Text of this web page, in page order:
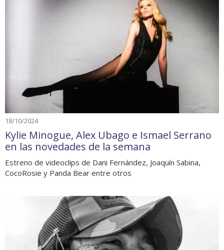
18/10/2024
Kylie Minogue, Alex Ubago e Ismael Serrano
en las novedades de la semana
Estreno de videoclips de Dani Fernández, Joaquín Sabina,
CocoRosie y Panda Bear entre otros